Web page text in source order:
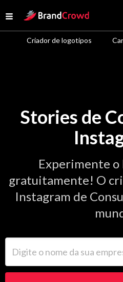
Open menu
Site Logo
Criador de logotipos
Stories de
Experimente
gratuitamente! O
Instagram de